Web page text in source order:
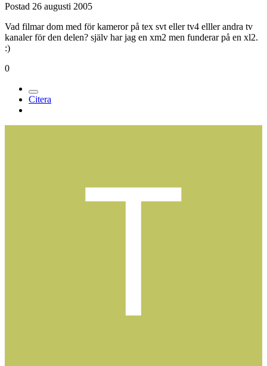
Postad 26 augusti 2005
Vad filmar dom med för kameror på tex svt eller tv4 elller andra tv
kanaler för den delen? själv har jag en xm2 men funderar på en xl2.
:)
0
Citera